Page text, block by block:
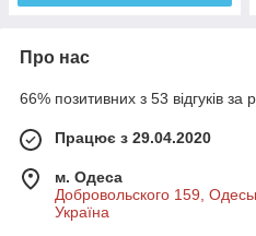
Про нас
66% позитивних з 53 відгуків за
Працює з 29.04.2020
м. Одеса
Добровольского 159,
Україна